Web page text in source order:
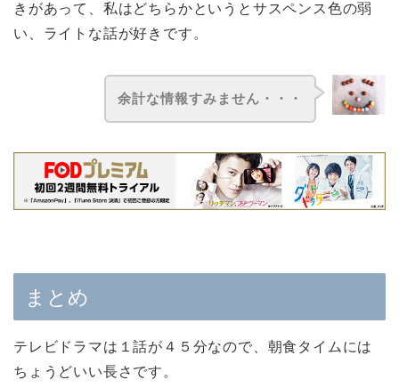
きがあって、私はどちらかというとサスペンス色の弱
い、ライトな話が好きです。
余計な情報すみません・・・
まとめ
テレビドラマは１話が４５分なので、朝食タイムには
ちょうどいい長さです。